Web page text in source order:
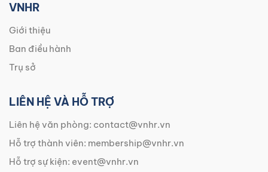
VNHR
Giới thiệu
Ban điều hành
Trụ sở
LIÊN HỆ VÀ HỖ TRỢ
Liên hệ văn phòng: contact@vnhr.vn
Hỗ trợ thành viên: membership@vnhr.vn
Hỗ trợ sự kiện: event@vnhr.vn